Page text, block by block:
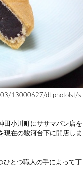
13000627/dtlphotolst/s
田小川町にササマパン店を
現在の駿河台下に開店しま
ひとつ職人の手によって丁